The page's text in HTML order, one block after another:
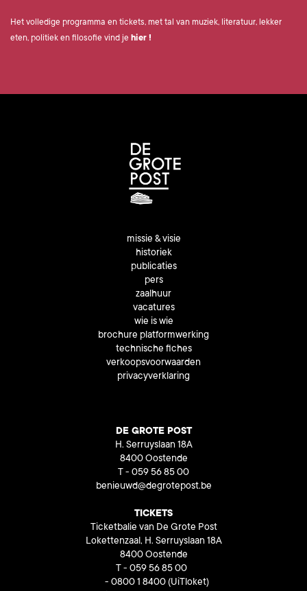
Het volledige programma en tickets, met tal van muziek, literatuur, lekker
eten, politiek en filosofie vind je hier !
missie & visie
historiek
publicaties
pers
zaalhuur
vacatures
wie is wie
brochure platformwerking
technische fiches
verkoopsvoorwaarden
privacyverklaring
DE GROTE POST
H. Serruyslaan 18A
8400 Oostende
T - 059 56 85 00
benieuwd@degrotepost.be
TICKETS
Ticketbalie van De Grote Post
Lokettenzaal, H. Serruyslaan 18A
8400 Oostende
T - 059 56 85 00
- 0800 1 8400 (UiTloket)